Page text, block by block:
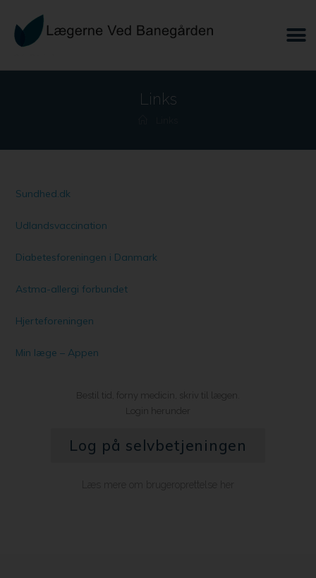
Links
Sundhed.dk
Udlandsvaccination
Diabetesforeningen i Danmark
Astma-allergi forbundet
Hjerteforeningen
Min læge – Appen
Bestil tid, forny medicin, skriv til lægen.
Login herunder
Log på selvbetjeningen
Læs mere om brugeroprettelse her